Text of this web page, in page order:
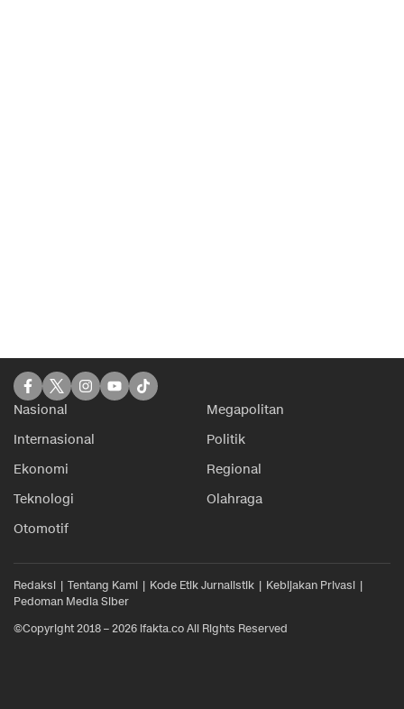
Nasional
Megapolitan
Internasional
Politik
Ekonomi
Regional
Teknologi
Olahraga
Otomotif
Redaksi Tentang Kami Kode Etik Jurnalistik
Kebijakan Privasi
Pedoman Media Siber
©Copyright 2018 – 2026 ifakta.co All Rights Reserved